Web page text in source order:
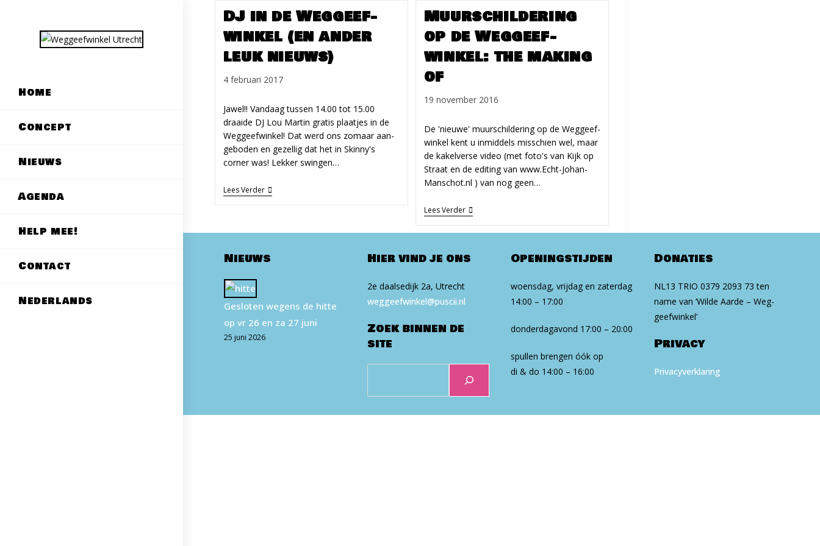
Home
Concept
Nieuws
Agenda
Help mee!
Contact
Nederlands
DJ in de Weg­geef­
win­kel (en ander
leuk nieuws)
Bericht
op:
4 februari 2017
Jawel!! Vandaag tussen 14.00 tot 15.00
draaide DJ Lou Martin gratis plaatjes in de
Weg­geef­win­kel! Dat werd ons zomaar aan­
geboden en gezellig dat het in Skinny's
corner was! Lekker swingen…
Lees VerderDJ
In
(en
Muur­schil­dering
op de Weg­geef­
winkel: the making
of
Bericht
op:
19 november 2016
De 'nieuwe' muur­schil­dering op de Weg­geef­
winkel kent u inmiddels misschien wel, maar
de kakel­verse video (met foto's van Kijk op
Straat en de editing van www.Echt-Johan-
Manschot.nl ) van nog geen…
Lees VerderMuur­
Schil­
Weg­
The
Making
Of
Nieuws
Gesloten wegens de hitte
op vr 26 en za 27 juni
25 juni 2026
Hier vind je ons
2e daalsedijk 2a, Utrecht
weg​geef​win​kel​@puscii​.nl
Zoek binnen de
site
Openingstijden
woensdag, vrijdag en zaterdag
14:00 – 17:00
donderdagavond 17:00 – 20:00
spullen brengen óók op
di & do 14:00 – 16:00
Donaties
NL13 TRIO 0379 2093 73 ten
na­me van ‘Wilde Aarde – Weg­
geef­win­kel’
Privacy
Privacyverklaring